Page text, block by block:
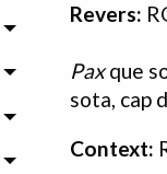
Revers:
Paxque
sota, cap
Context: